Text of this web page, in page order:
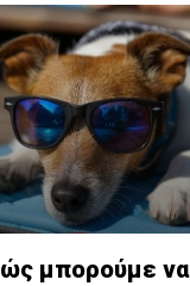
μπορούμε να